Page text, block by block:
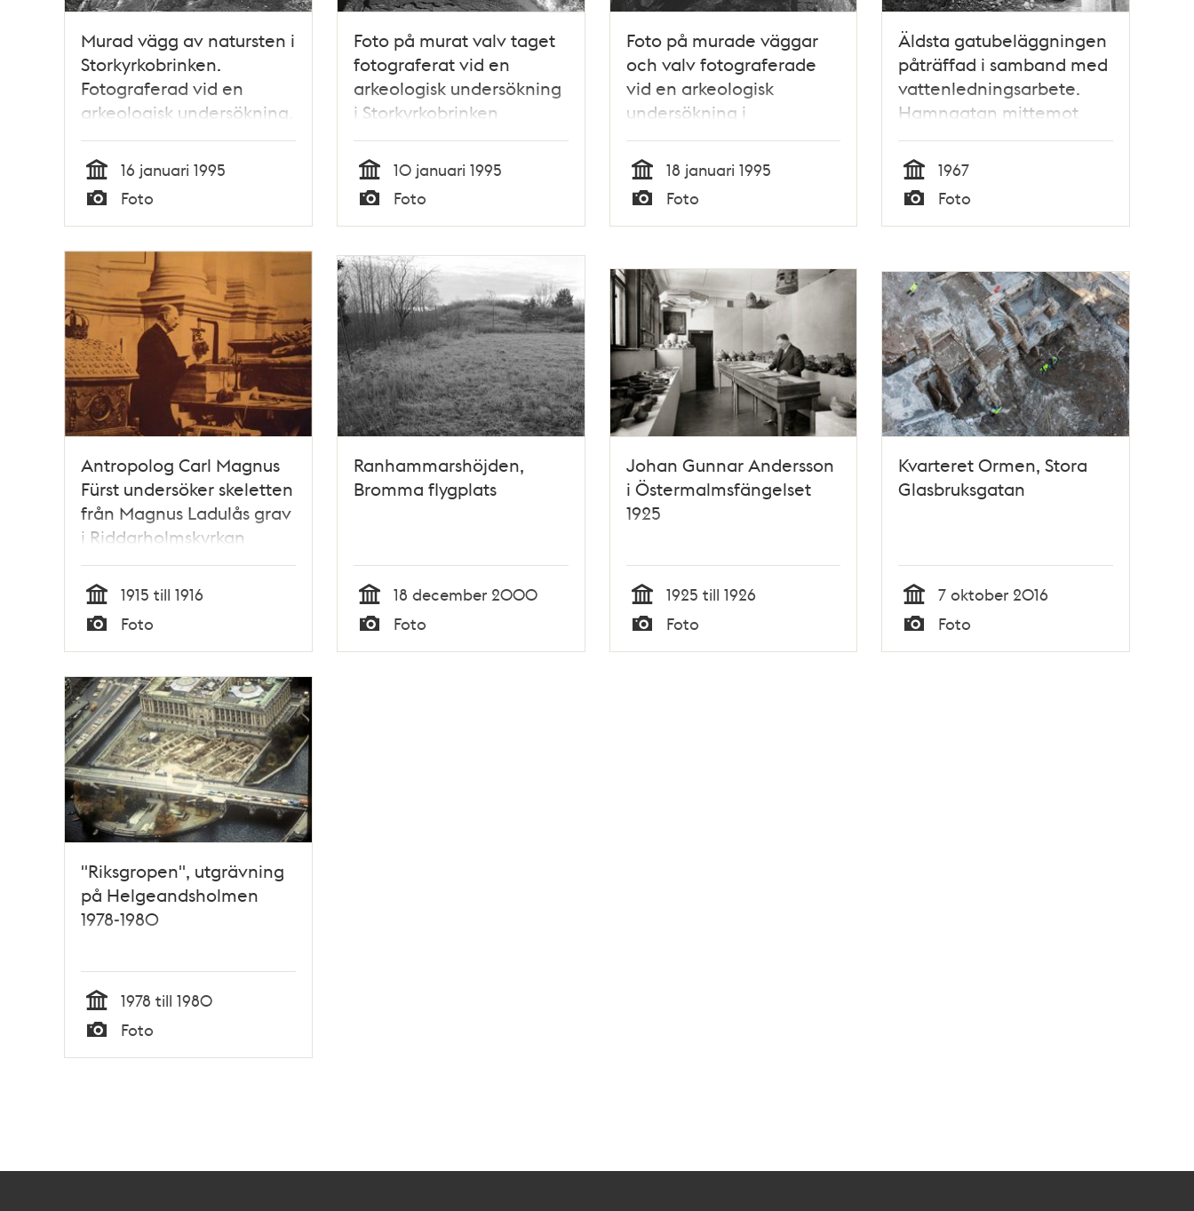
Murad vägg av natursten i
Storkyrkobrinken.
Fotograferad vid en
arkeologisk undersökning.
Tid
16 januari 1995
Typ
Foto
Foto på murat valv taget
fotograferat vid en
arkeologisk undersökning
i Storkyrkobrinken
Tid
10 januari 1995
Typ
Foto
Foto på murade väggar
och valv fotograferade
vid en arkeologisk
undersökning i
Storkyrkobrinken
Tid
18 januari 1995
Typ
Foto
Äldsta gatubeläggningen
påträffad i samband med
vattenledningsarbete.
Hamngatan mittemot
Kungsträdgården
Tid
1967
Typ
Foto
Antropolog Carl Magnus
Fürst undersöker skeletten
från Magnus Ladulås grav
i Riddarholmskyrkan
Tid
1915 till 1916
Foto
Ranhammarshöjden,
Bromma flygplats
Tid
18 december 2000
Foto
Johan Gunnar Andersson
i Östermalmsfängelset
1925
Tid
1925 till 1926
Foto
Kvarteret Ormen, Stora
Glasbruksgatan
Tid
7 oktober 2016
Foto
"Riksgropen", utgrävning
på Helgeandsholmen
1978-1980
Tid
1978 till 1980
Typ
Foto